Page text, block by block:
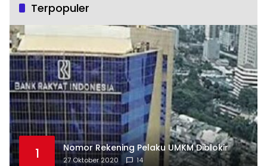
Terpopuler
1 Nomor Rekening Pelaku UMKM Diblokir
27 Oktober 2020 14